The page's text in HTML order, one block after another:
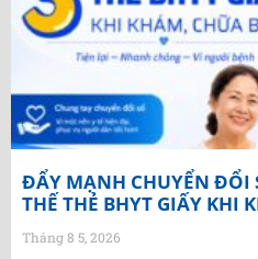
ĐẨY MẠNH CHUYỂN ĐỔI
THẾ THẺ BHYT GIẤY KHI
Tháng 8 5, 2026